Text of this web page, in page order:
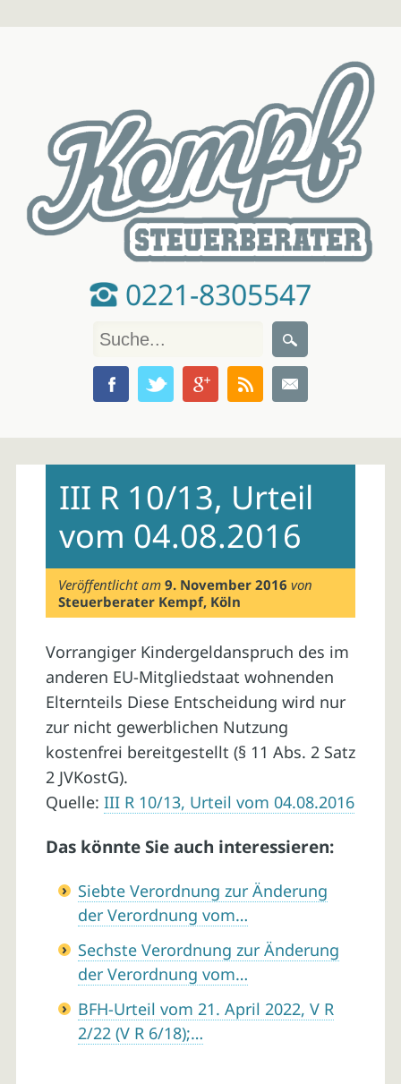
0221-8305547
contentIII R 10/13, Urteil
vom 04.08.2016
Veröffentlicht am9. November 2016 von
Steuerberater Kempf, Köln
Vorrangiger Kindergeldanspruch des im
anderen EU-Mitgliedstaat wohnenden
Elternteils Diese Entscheidung wird nur
zur nicht gewerblichen Nutzung
kostenfrei bereitgestellt (§ 11 Abs. 2 Satz
2 JVKostG).
Quelle: III R 10/13, Urteil vom 04.08.2016
Das könnte Sie auch interessieren:
Siebte Verordnung zur Änderung
der Verordnung vom…
Sechste Verordnung zur Änderung
der Verordnung vom…
BFH-Urteil vom 21. April 2022, V R
2/22 (V R 6/18);…